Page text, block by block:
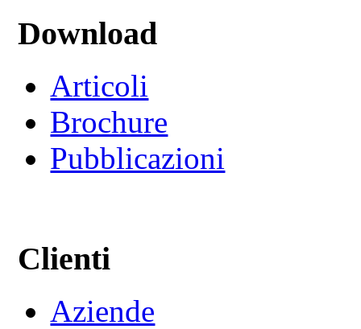
Download
Articoli
Brochure
Pubblicazioni
Clienti
Aziende